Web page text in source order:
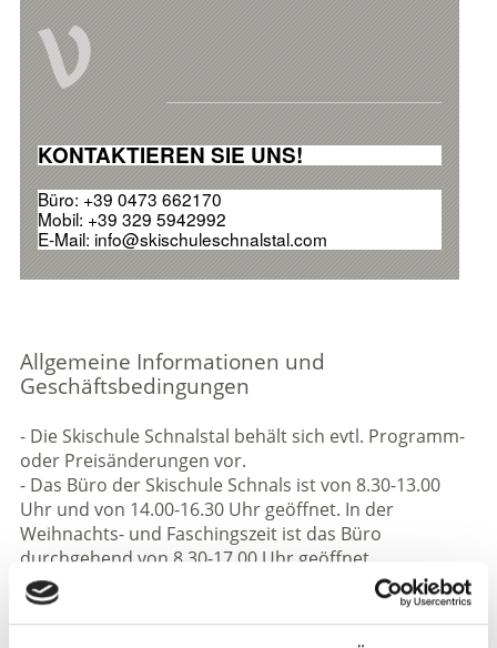
V
KONTAKTIEREN SIE UNS!
Büro: +39 0473 662170
Mobil: +39 329 5942992
E-Mail: info@skischuleschnalstal.com
Allgemeine Informationen und
Geschäftsbedingungen
- Die Skischule Schnalstal behält sich evtl. Programm-
oder Preisänderungen vor.
- Das Büro der Skischule Schnals ist von 8.30-13.00
Uhr und von 14.00-16.30 Uhr geöffnet. In der
Weihnachts- und Faschingszeit ist das Büro
durchgehend von 8.30-17.00 Uhr geöffnet.
- Skipässe und Ausrüstung sind in den Kurspreisen
nicht inbegriffen.
- Die gesamte Ausrüstung erhalten Sie beim